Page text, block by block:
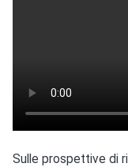
Sulle prospettive di